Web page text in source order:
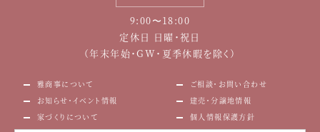
9:00〜18:00
定休日 日曜・祝日
（年末年始・GW・夏季休暇を除く）
雅商事について
ご相談・お問い合わせ
お知らせ・イベント情報
建売・分譲地情報
家づくりについて
個人情報保護方針